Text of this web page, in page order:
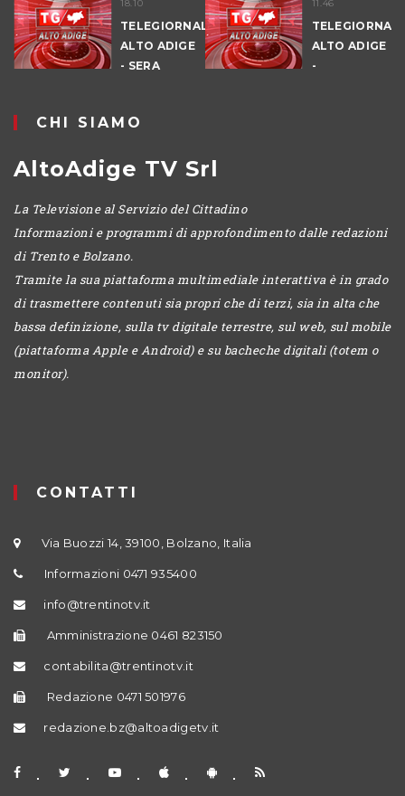
18.10
TELEGIORNALE
ALTO ADIGE
- SERA
11.46
TELEGIORNALE
ALTO ADIGE
-
CHI SIAMO
AltoAdige TV Srl
La Televisione al Servizio del Cittadino
Informazioni e programmi di approfondimento dalle redazioni
di Trento e Bolzano.
Tramite la sua piattaforma multimediale interattiva è in grado
di trasmettere contenuti sia propri che di terzi, sia in alta che
bassa definizione, sulla tv digitale terrestre, sul web, sul mobile
(piattaforma Apple e Android) e su bacheche digitali (totem o
monitor).
CONTATTI
Via Buozzi 14, 39100, Bolzano, Italia
Informazioni 0471 935400
info@trentinotv.it
Amministrazione 0461 823150
contabilita@trentinotv.it
Redazione 0471 501976
redazione.bz@altoadigetv.it